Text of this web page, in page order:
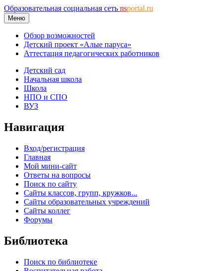
Образовательная социальная сеть nsportal.ru
Меню
Обзор возможностей
Детский проект «Алые паруса»
Аттестация педагогических работников
Детский сад
Начальная школа
Школа
НПО и СПО
ВУЗ
Навигация
Вход/регистрация
Главная
Мой мини-сайт
Ответы на вопросы
Поиск по сайту
Сайты классов, групп, кружков...
Сайты образовательных учреждений
Сайты коллег
Форумы
Библиотека
Поиск по библиотеке